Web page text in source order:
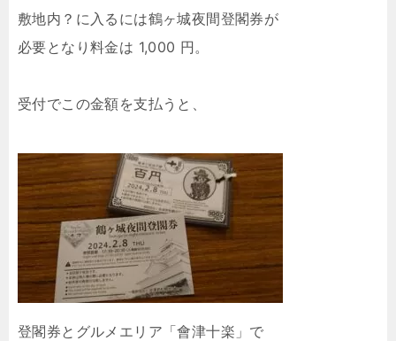
敷地内？に入るには鶴ヶ城夜間登閣券が
必要となり料金は 1,000 円。
受付でこの金額を支払うと、
登閣券とグルメエリア「會津十楽」で